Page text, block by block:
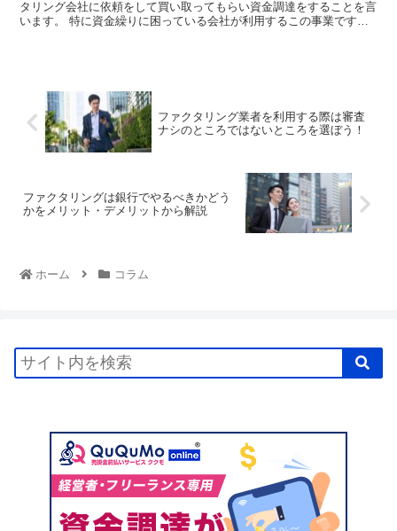
タリング会社に依頼をして買い取ってもらい資金調達をすることを言
います。 特に資金繰りに困っている会社が利用するこの事業です
ファクタリング業者を利用する際は審査
ナシのところではないところを選ぼう！
ファクタリングは銀行でやるべきかどう
かをメリット・デメリットから解説
ホーム コラム